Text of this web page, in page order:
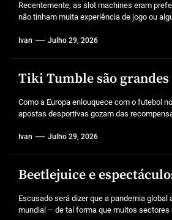
Recentemente, as slot machines eram
não tinham muita experiência de jogo ou
Ivan Julho 29, 2026
Tiki Tumble são grandes
Como a Europa enlouquece com o futebol
apostas desportivas gozam das
Ivan Julho 29, 2026
Beetlejuice e
Escusado será dizer que a pandemia global
mundial – de tal forma que muitos sectores